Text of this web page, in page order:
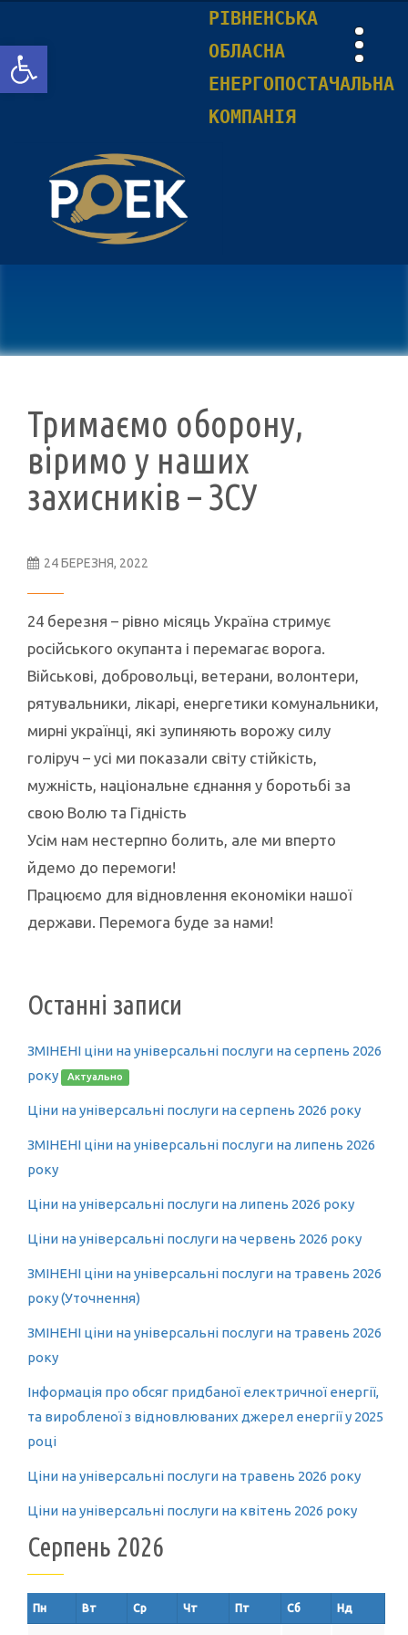
Відкрити Панель інструментів
РІВНЕНСЬКА
ОБЛАСНА
ЕНЕРГОПОСТАЧАЛЬНА
КОМПАНІЯ
Тримаємо оборону,
віримо у наших
захисників – ЗСУ
24 БЕРЕЗНЯ, 2022
24 березня – рівно місяць Україна стримує
російського окупанта і перемагає ворога.
Військові, добровольці, ветерани, волонтери,
рятувальники, лікарі, енергетики комунальники,
мирні українці, які зупиняють ворожу силу
голіруч – усі ми показали світу стійкість,
мужність, національне єднання у боротьбі за
свою Волю та Гідність
Усім нам нестерпно болить, але ми вперто
йдемо до перемоги!
Працюємо для відновлення економіки нашої
держави. Перемога буде за нами!
Останні записи
ЗМІНЕНІ ціни на універсальні послуги на серпень 2026
року
Актуально
Ціни на універсальні послуги на серпень 2026 року
ЗМІНЕНІ ціни на універсальні послуги на липень 2026
року
Ціни на універсальні послуги на липень 2026 року
Ціни на універсальні послуги на червень 2026 року
ЗМІНЕНІ ціни на універсальні послуги на травень 2026
року (Уточнення)
ЗМІНЕНІ ціни на універсальні послуги на травень 2026
року
Інформація про обсяг придбаної електричної енергії,
та виробленої з відновлюваних джерел енергії у 2025
році
Ціни на універсальні послуги на травень 2026 року
Ціни на універсальні послуги на квітень 2026 року
Серпень 2026
Пн Вт Ср Чт Пт Сб Нд